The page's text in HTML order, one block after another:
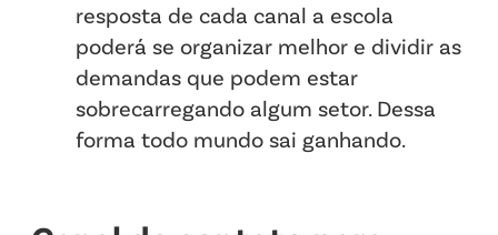
resposta de cada canal a escola
poderá se organizar melhor e dividir as
demandas que podem estar
sobrecarregando algum setor. Dessa
forma todo mundo sai ganhando.